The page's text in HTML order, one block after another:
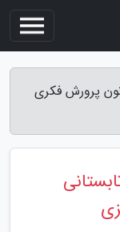
پرورش فکری